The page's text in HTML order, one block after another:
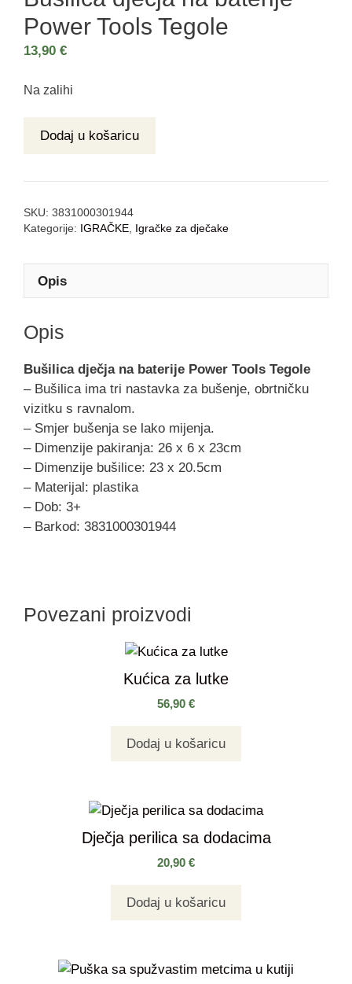
Power Tools Tegole
13,90 €
Na zalihi
Dodaj u košaricu
SKU: 3831000301944
Kategorije: IGRAČKE, Igračke za dječake
Opis
Opis
Bušilica dječja na baterije Power Tools Tegole
– Bušilica ima tri nastavka za bušenje, obrtničku
vizitku s ravnalom.
– Smjer bušenja se lako mijenja.
– Dimenzije pakiranja: 26 x 6 x 23cm
– Dimenzije bušilice: 23 x 20.5cm
– Materijal: plastika
– Dob: 3+
– Barkod: 3831000301944
Povezani proizvodi
Kućica za lutke
56,90 €
Dodaj u košaricu
Dječja perilica sa dodacima
20,90 €
Dodaj u košaricu